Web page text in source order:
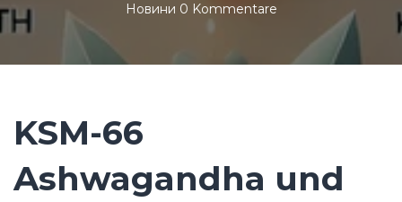
Новини 0 Kommentare
KSM-66
Ashwagandha und